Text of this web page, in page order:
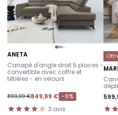
ANETA
-
Canapé d'angle droit 5 places -
convertible avec coffre et
têtières - en velours
899,99 €849,99 € -6%
3 avis
-